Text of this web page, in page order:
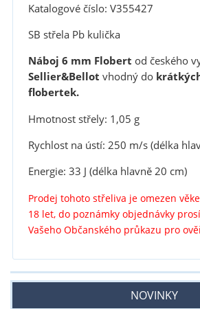
Katalogové číslo: V355427
SB střela Pb kulička
Náboj 6 mm Flobert od českého
Sellier&Bellot vhodný do
flobertek.
Hmotnost střely: 1,05 g
Rychlost na ústí: 250 m/s (délka
Energie: 33 J (délka hlavně 20 cm)
Prodej tohoto střeliva je omezen
18 let, do poznámky objednávky
Vašeho Občanského průkazu pro
NOVINKY